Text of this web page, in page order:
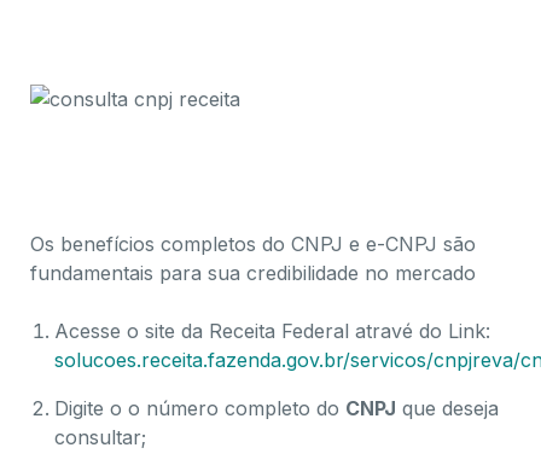
Os benefícios completos do CNPJ e e-CNPJ são
fundamentais para sua credibilidade no mercado
Acesse o site da Receita Federal atravé do Link:
solucoes.receita.fazenda.gov.br/servicos/cnpjreva/
Digite o o número completo do CNPJ que deseja
consultar;